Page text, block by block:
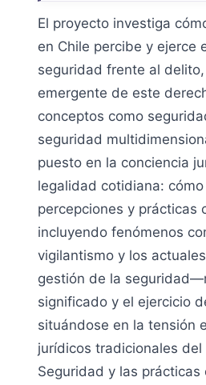
El proyecto investiga
en Chile percibe y ejerce
seguridad frente al
emergente de este
conceptos como
seguridad
puesto en la conciencia
legalidad cotidiana: cómo
percepciones y
incluyendo fenómenos
vigilantismo y los
gestión de la
significado y el ejercicio
situándose en la tensión
jurídicos tradicionales del
Seguridad y las prácticas